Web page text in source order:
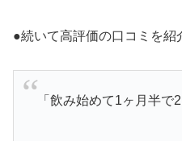
●続いて高評価の口コミを紹
「飲み始めて1ヶ月半で